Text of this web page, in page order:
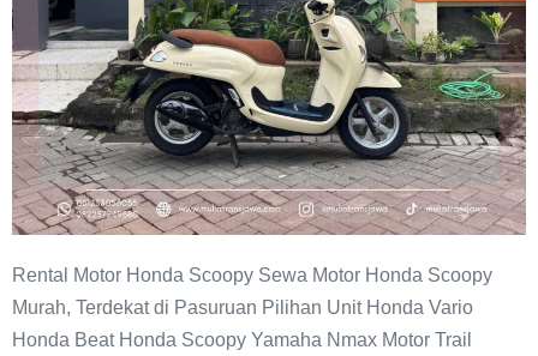
Rental Motor Honda Scoopy Sewa Motor Honda Scoopy
Murah, Terdekat di Pasuruan Pilihan Unit Honda Vario
Honda Beat Honda Scoopy Yamaha Nmax Motor Trail